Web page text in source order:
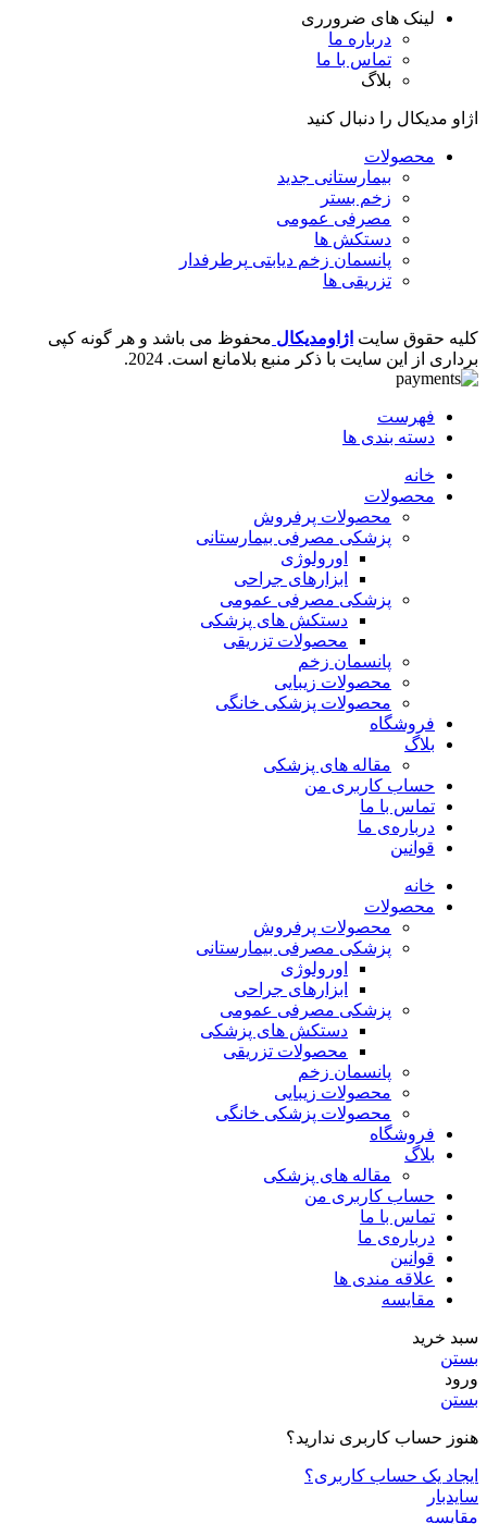
لینک های ضرورری
درباره ما
تماس با ما
بلاگ
اژاو مدیکال را دنبال کنید
محصولات
بیمارستانی جدید
زخم بستر
مصرفی عمومی
دستکش ها
پانسمان زخم دیابتی پرطرفدار
تزریقی ها
کلیه حقوق سایت اژاومدیکال محفوظ می باشد و هر گونه کپی
برداری از این سایت با ذکر منبع بلامانع است. 2024.
فهرست
دسته بندی ها
خانه
محصولات
محصولات پرفروش
پزشکی مصرفی بیمارستانی
اورولوژی
ابزارهای جراحی
پزشکی مصرفی عمومی
دستکش های پزشکی
محصولات تزریقی
پانسمان زخم
محصولات زیبایی
محصولات پزشکی خانگی
فروشگاه
بلاگ
مقاله های پزشکی
حساب کاربری من
تماس با ما
درباره‌ی ما
قوانین
خانه
محصولات
محصولات پرفروش
پزشکی مصرفی بیمارستانی
اورولوژی
ابزارهای جراحی
پزشکی مصرفی عمومی
دستکش های پزشکی
محصولات تزریقی
پانسمان زخم
محصولات زیبایی
محصولات پزشکی خانگی
فروشگاه
بلاگ
مقاله های پزشکی
حساب کاربری من
تماس با ما
درباره‌ی ما
قوانین
علاقه مندی ها
مقایسه
سبد خرید
بستن
ورود
بستن
هنوز حساب کاربری ندارید؟
ایجاد یک حساب کاربری؟
سایدبار
مقایسه